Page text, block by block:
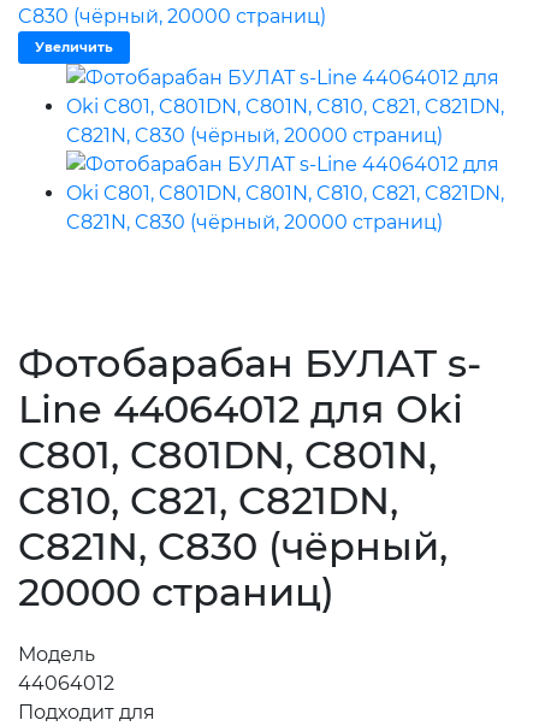
Увеличить
Фотобарабан БУЛАТ s-
Line 44064012 для Oki
C801, C801DN, C801N,
C810, C821, C821DN,
C821N, C830 (чёрный,
20000 страниц)
Модель
44064012
Подходит для